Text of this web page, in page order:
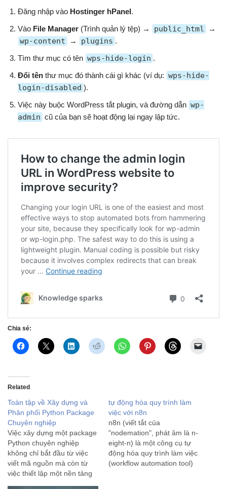
Đăng nhập vào Hostinger hPanel.
Vào File Manager (Trình quản lý tệp) → public_html →
wp-content → plugins .
Tìm thư mục có tên wps-hide-login .
Đổi tên thư mục đó thành cái gì khác (ví dụ: wps-hide-
login-disabled ).
Việc này buộc WordPress tắt plugin, và đường dẫn wp-
admin cũ của bạn sẽ hoạt động lại ngay lập tức.
Chia sẻ:
Related
Toàn tập về Xây dựng và
Phân phối Python Package
Chuyên nghiệp
Việc xây dựng một package
Python chuyên nghiệp
không chỉ bắt đầu từ việc
viết mã nguồn mà còn từ
việc thiết lập một nền tảng
tự động hóa quy trình làm
việc với n8n
n8n (viết tắt của
"nodemation", phát âm là n-
eight-n) là một công cụ tự
động hóa quy trình làm việc
(workflow automation tool)